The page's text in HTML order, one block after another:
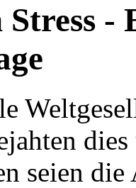
Stress -
seien